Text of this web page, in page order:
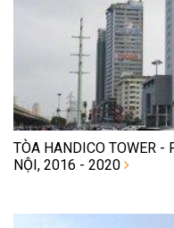
TÒA HANDICO TOWER
NỘI, 2016 - 2020